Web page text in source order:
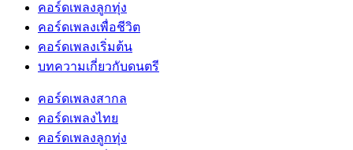
คอร์ดเพลงลูกทุ่ง
คอร์ดเพลงเพื่อชีวิต
คอร์ดเพลงเริ่มต้น
บทความเกี่ยวกับดนตรี
คอร์ดเพลงสากล
คอร์ดเพลงไทย
คอร์ดเพลงลูกทุ่ง